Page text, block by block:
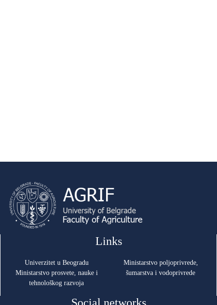
Links
Univerzitet u Beogradu
Ministarstvo prosvete, nauke i
tehnološkog razvoja
Ministarstvo poljoprivrede,
šumarstva i vodoprivrede